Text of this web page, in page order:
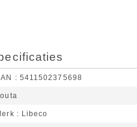
5411502375698
Libeco